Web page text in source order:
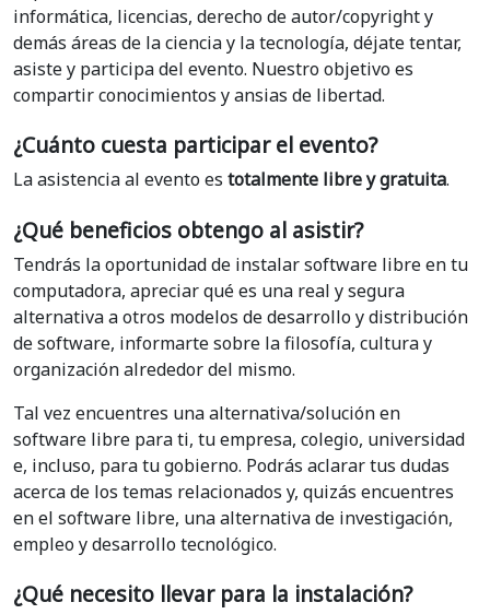
informática, licencias, derecho de autor/copyright y
demás áreas de la ciencia y la tecnología, déjate tentar,
asiste y participa del evento. Nuestro objetivo es
compartir conocimientos y ansias de libertad.
¿Cuánto cuesta participar el evento?
La asistencia al evento es totalmente libre y gratuita.
¿Qué beneficios obtengo al asistir?
Tendrás la oportunidad de instalar software libre en tu
computadora, apreciar qué es una real y segura
alternativa a otros modelos de desarrollo y distribución
de software, informarte sobre la filosofía, cultura y
organización alrededor del mismo.
Tal vez encuentres una alternativa/solución en
software libre para ti, tu empresa, colegio, universidad
e, incluso, para tu gobierno. Podrás aclarar tus dudas
acerca de los temas relacionados y, quizás encuentres
en el software libre, una alternativa de investigación,
empleo y desarrollo tecnológico.
¿Qué necesito llevar para la instalación?